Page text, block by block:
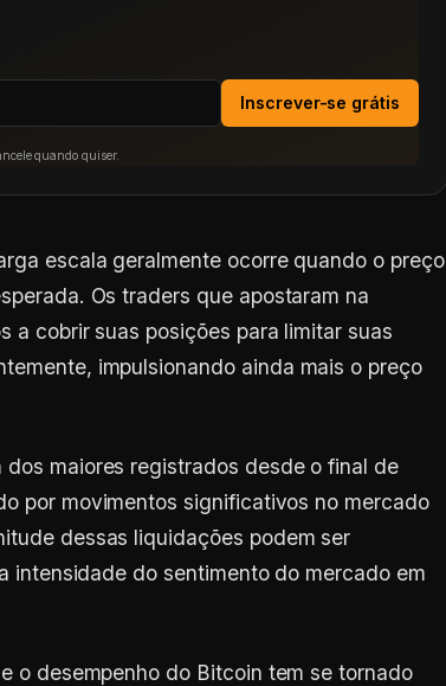
Inscrever-se grátis
quando quiser.
escala geralmente ocorre quando o preço
Os traders que apostaram na
a cobrir suas posições para limitar suas
impulsionando ainda mais o preço
maiores registrados desde o final de
por movimentos significativos no mercado
dessas liquidações podem ser
intensidade do sentimento do mercado em
o desempenho do Bitcoin tem se tornado